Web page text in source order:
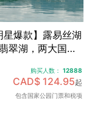
爆款】露易丝湖
翠湖，两大国家
购买人数： 12888
CAD$ 124.95起
包含国家公园门票和税项